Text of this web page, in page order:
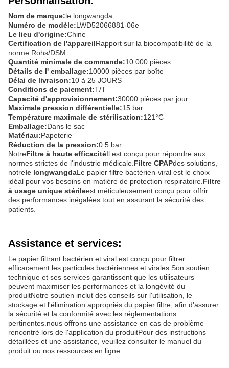
Nom de marque:le longwangda
Numéro de modèle:LWD52066881-06e
Le lieu d'origine:Chine
Certification de l'appareilRapport sur la biocompatibilité de la
norme Rohs/DSM
Quantité minimale de commande:10 000 pièces
Détails de l' emballage:10000 pièces par boîte
Délai de livraison:10 à 25 JOURS
Conditions de paiement:T/T
Capacité d'approvisionnement:30000 pièces par jour
Maximale pression différentielle:15 bar
Température maximale de stérilisation:121°C
Emballage:Dans le sac
Matériau:Papeterie
Réduction de la pression:0.5 bar
NotreFiltre à haute efficacitéIl est conçu pour répondre aux
normes strictes de l'industrie médicale. Filtre CPAPdes solutions,
notrele longwangdaLe papier filtre bactérien-viral est le choix
idéal pour vos besoins en matière de protection respiratoire. Filtre
à usage unique stérileest méticuleusement conçu pour offrir
des performances inégalées tout en assurant la sécurité des
patients.
Assistance et services:
Le papier filtrant bactérien et viral est conçu pour filtrer
efficacement les particules bactériennes et virales.Son soutien
technique et ses services garantissent que les utilisateurs
peuvent maximiser les performances et la longévité du
produitNotre soutien inclut des conseils sur l'utilisation, le
stockage et l'élimination appropriés du papier filtre, afin d'assurer
la sécurité et la conformité avec les réglementations
pertinentes.nous offrons une assistance en cas de problème
rencontré lors de l'application du produitPour des instructions
détaillées et une assistance, veuillez consulter le manuel du
produit ou nos ressources en ligne.